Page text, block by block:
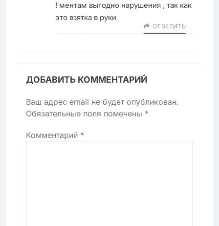
! ментам выгодно нарушения , так как
это взятка в руки
ОТВЕТИТЬ
ДОБАВИТЬ КОММЕНТАРИЙ
Ваш адрес email не будет опубликован.
Обязательные поля помечены *
Комментарий *